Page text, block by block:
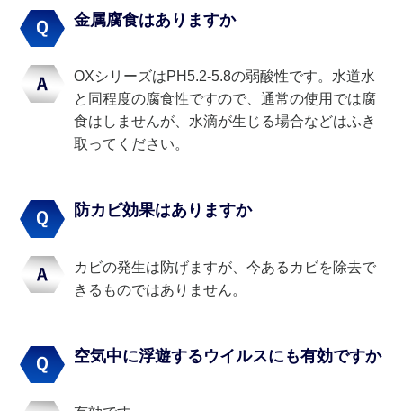
金属腐食はありますか
OXシリーズはPH5.2-5.8の弱酸性です。水道水
と同程度の腐食性ですので、通常の使用では腐
食はしませんが、水滴が生じる場合などはふき
取ってください。
防カビ効果はありますか
カビの発生は防げますが、今あるカビを除去で
きるものではありません。
空気中に浮遊するウイルスにも有効ですか